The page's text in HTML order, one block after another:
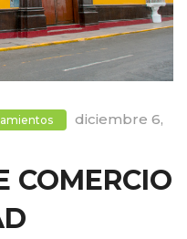
diciembre 6,
COMERCIO